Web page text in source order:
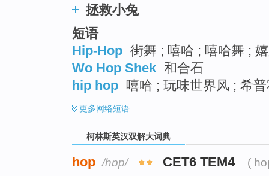
拯救小兔
短语
Hip-Hop 街舞 ; 嘻哈 ; 嘻哈舞 ;
Wo Hop Shek 和合石
hip hop 嘻哈 ; 玩味世界风 ; 希
更多网络短语
柯林斯英汉双解大词典
hop /hɒp/ CET6 TEM4 (